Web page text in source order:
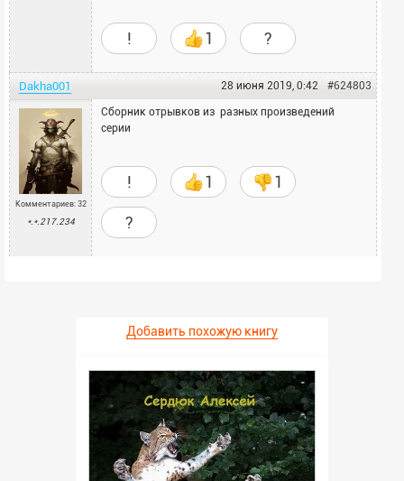
! 1 ?
Dakha001 #624803
28 июня 2019, 0:42
Комментариев: 32
*.*.217.234
Сборник отрывков из разных произведений
серии
! 1 1
?
Добавить похожую книгу